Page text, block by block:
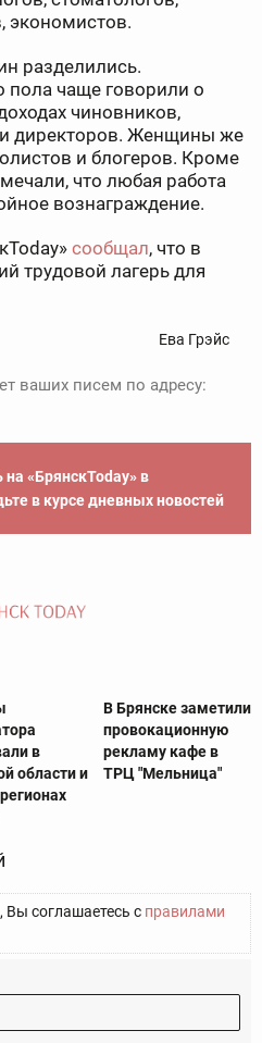
экономистов.
разделились.
пола чаще говорили о
чиновников,
директоров. Женщины же
и блогеров. Кроме
что любая работа
вознаграждение.
сообщал, что в
трудовой лагерь для
Ева Грэйс
ваших писем по адресу:
«БрянскToday» в
в курсе дневных новостей
в
области и
В Брянске заметили
провокационную
рекламу кафе в
ТРЦ "Мельница"
соглашаетесь с правилами